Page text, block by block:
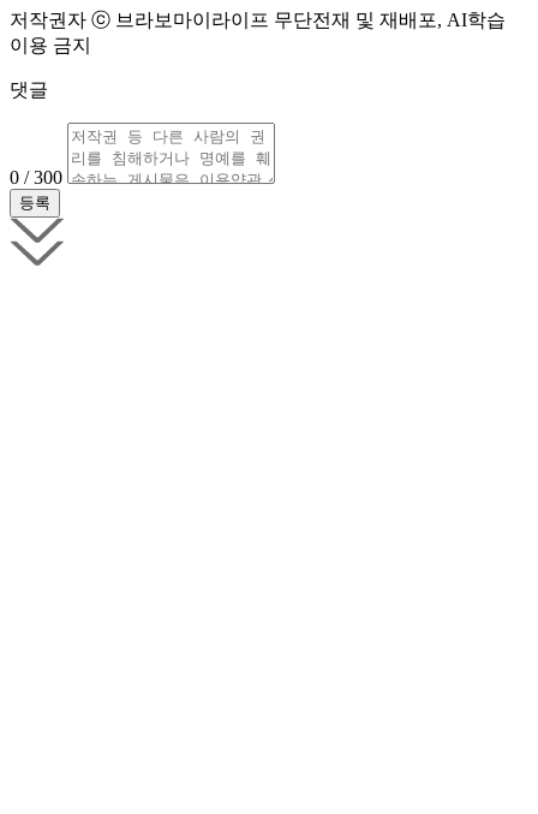
저작권자 ⓒ 브라보마이라이프 무단전재 및 재배포, AI학습
이용 금지
댓글
0 / 300